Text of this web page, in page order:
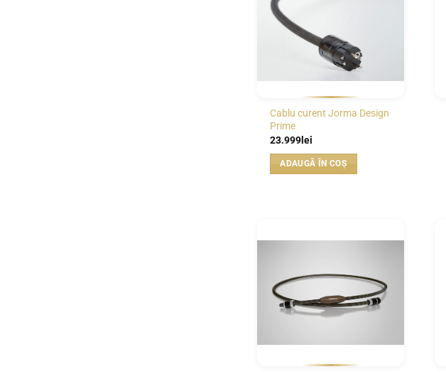
Cablu curent Jorma Design
Prime
23.999lei
ADAUGĂ ÎN COȘ